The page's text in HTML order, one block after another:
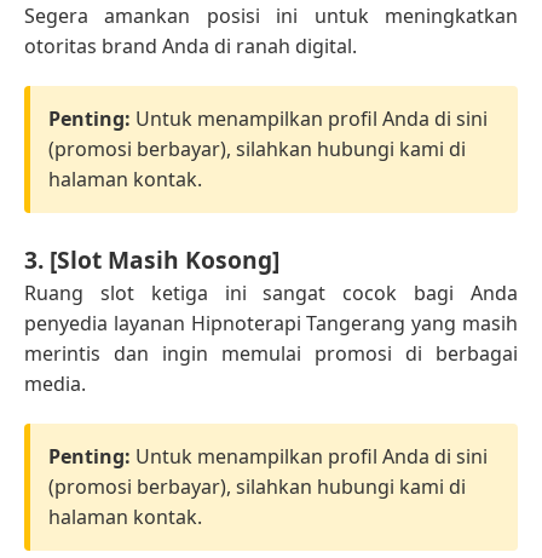
Segera amankan posisi ini untuk meningkatkan
otoritas brand Anda di ranah digital.
Penting: Untuk menampilkan profil Anda di sini
(promosi berbayar), silahkan hubungi kami di
halaman kontak.
3. [Slot Masih Kosong]
Ruang slot ketiga ini sangat cocok bagi Anda
penyedia layanan Hipnoterapi Tangerang yang masih
merintis dan ingin memulai promosi di berbagai
media.
Penting: Untuk menampilkan profil Anda di sini
(promosi berbayar), silahkan hubungi kami di
halaman kontak.